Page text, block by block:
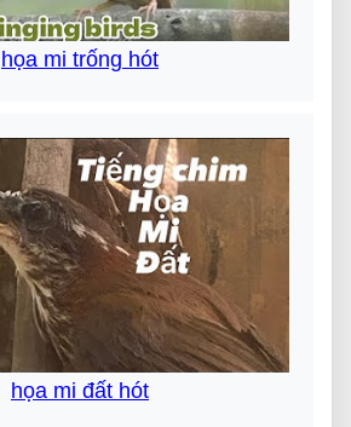
họa mi trống hót
họa mi đất hót